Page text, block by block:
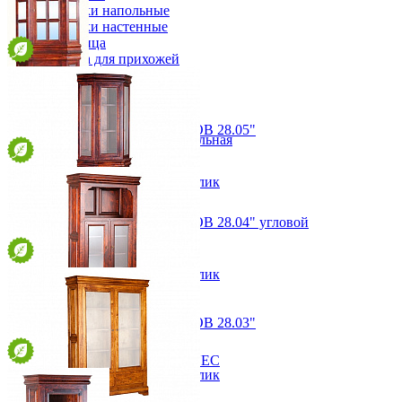
Вешалки напольные
Вешалки настенные
Газетница
Зеркала для прихожей
Ключницы
Консоли
Наборы в прихожую
Обувницы
Прихожая Вилия-М модульная
Скамьи и банкетки
Тумбы и комоды
Шкафы для прихожей
Вешалка PIN MAGIC KNEC
8 141 ₽
Шкаф-витрина "Луи Филипп ОВ 28.05"
от 127 750 ₽
112х207х52 см
В корзину Быстро купить в 1 клик
Шкаф-витрина "Луи Филипп ОВ 28.04" угловой
от 98 050 ₽
88х181х53 см
В корзину Быстро купить в 1 клик
Шкаф-витрина "Луи Филипп ОВ 28.03"
от 96 150 ₽
100х170х38 см
В корзину Быстро купить в 1 клик